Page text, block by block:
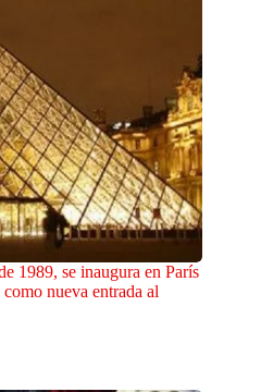
1989, se inaugura en París
nueva entrada al